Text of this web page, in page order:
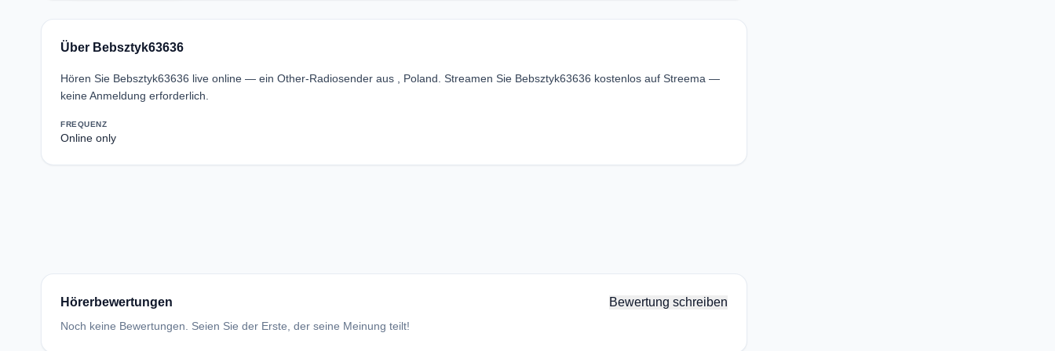
Über Bebsztyk63636
Hören Sie Bebsztyk63636 live online — ein Other-Radiosender aus , Poland. Streamen Sie Bebsztyk63636 kostenlos auf Streema —
keine Anmeldung erforderlich.
FREQUENZ
Online only
Hörerbewertungen Bewertung schreiben
Noch keine Bewertungen. Seien Sie der Erste, der seine Meinung teilt!